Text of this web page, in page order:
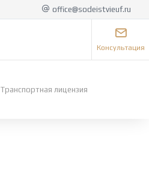
office@sodeistvieuf.ru
Консультация
Транспортная лицензия